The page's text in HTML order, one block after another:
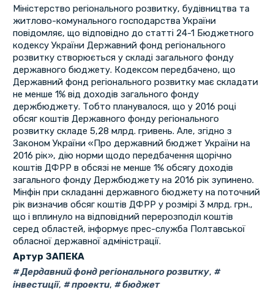
Міністерство регіонального розвитку, будівництва та
житлово-комунального господарства України
повідомляє, що відповідно до статті 24-1 Бюджетного
кодексу України Державний фонд регіонального
розвитку створюється у складі загального фонду
державного бюджету. Кодексом передбачено, що
Державний фонд регіонального розвитку має складати
не менше 1% від доходів загального фонду
держбюджету. Тобто планувалося, що у 2016 році
обсяг коштів Державного фонду регіонального
розвитку складе 5,28 млрд. гривень. Але, згідно з
Законом України «Про державний бюджет України на
2016 рік», дію норми щодо передбачення щорічно
коштів ДФРР в обсязі не менше 1% обсягу доходів
загального фонду Держбюджету на 2016 рік зупинено.
Мінфін при складанні державного бюджету на поточний
рік визначив обсяг коштів ДФРР у розмірі 3 млрд. грн.,
що і вплинуло на відповідний перерозподіл коштів
серед областей, інформує прес-служба Полтавської
обласної державної адміністрації.
Артур ЗАПЕКА
Дердавний фонд регіонального розвитку,
інвестиції, проекти, бюджет